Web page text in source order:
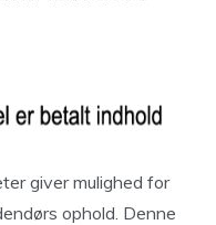
giver mulighed for
ophold. Denne